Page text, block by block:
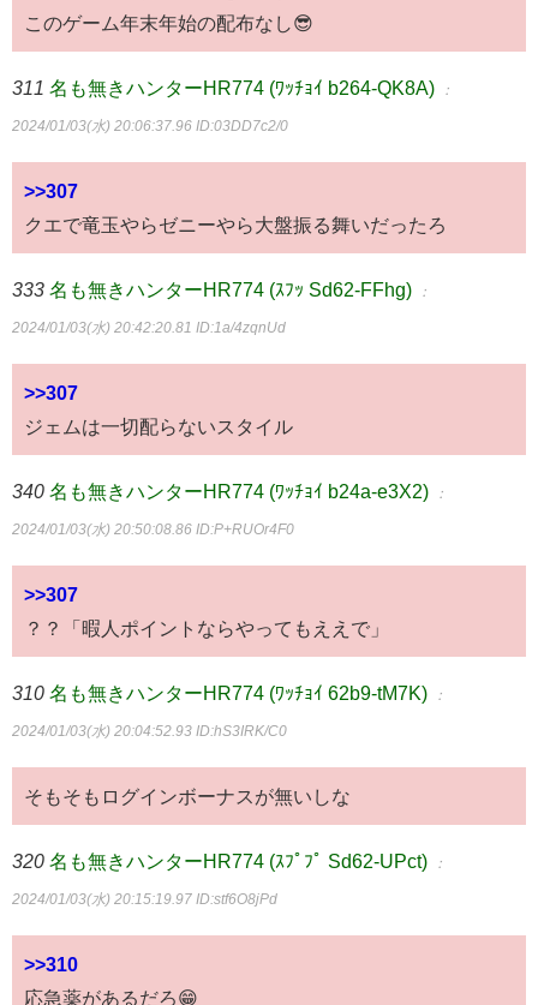
このゲーム年末年始の配布なし😎
311 名も無きハンターHR774 (ﾜｯﾁｮｲ b264-QK8A) ：
2024/01/03(水) 20:06:37.96 ID:03DD7c2/0
>>307
クエで竜玉やらゼニーやら大盤振る舞いだったろ
333 名も無きハンターHR774 (ｽﾌｯ Sd62-FFhg) ：
2024/01/03(水) 20:42:20.81 ID:1a/4zqnUd
>>307
ジェムは一切配らないスタイル
340 名も無きハンターHR774 (ﾜｯﾁｮｲ b24a-e3X2) ：
2024/01/03(水) 20:50:08.86 ID:P+RUOr4F0
>>307
？？「暇人ポイントならやってもええで」
310 名も無きハンターHR774 (ﾜｯﾁｮｲ 62b9-tM7K) ：
2024/01/03(水) 20:04:52.93 ID:hS3IRK/C0
そもそもログインボーナスが無いしな
320 名も無きハンターHR774 (ｽﾌﾟﾌﾟ Sd62-UPct) ：
2024/01/03(水) 20:15:19.97 ID:stf6O8jPd
>>310
応急薬があるだろ😁